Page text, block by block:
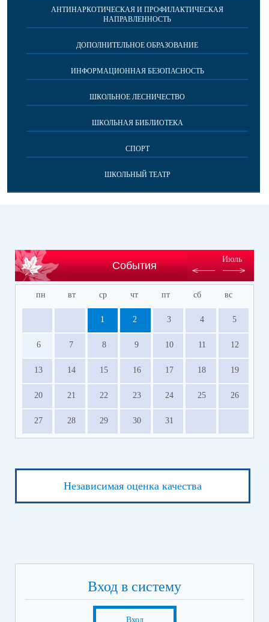
АНТИНАРКОТИЧЕСКАЯ И ПРОФИЛАКТИЧЕСКАЯ
НАПРАВЛЕННОСТЬ
ДОПОЛНИТЕЛЬНОЕ ОБРАЗОВАНИЕ
ИНФОРМАЦИОННАЯ БЕЗОПАСНОСТЬ
ШКОЛЬНОЕ ЛЕСНИЧЕСТВО
ШКОЛЬНАЯ БИБЛИОТЕКА
СПОРТ
ШКОЛЬНЫЙ ТЕАТР
События
Июль
пн вт ср чт пт сб вс
1 2 3 4 5
6 7 8 9 10 11 12
13 14 15 16 17 18 19
20 21 22 23 24 25 26
27 28 29 30 31
Независимая оценка качества
Вход в систему
Вход